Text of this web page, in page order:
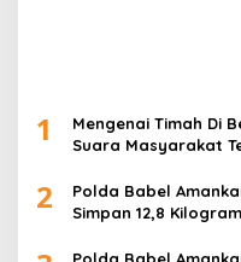
1
Mengenai Timah Di
Suara Masyarakat
2
Polda Babel
Simpan 12,8